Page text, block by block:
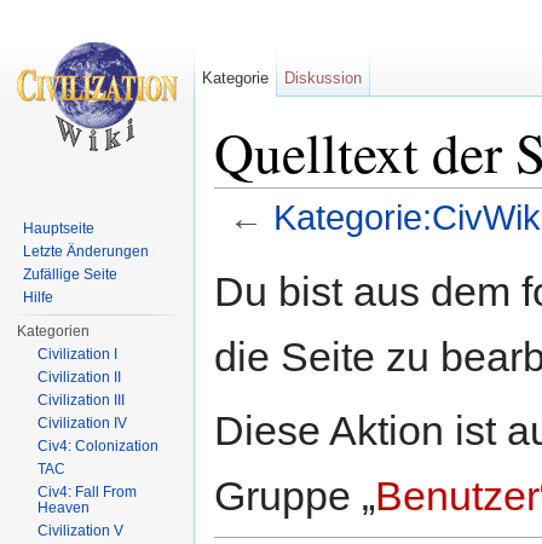
Quelltext der
←
Du bist aus dem
die Seite zu
Diese Aktion ist
Gruppe „Benutzer
Kategorie Diskussion
Hauptseite
Letzte Änderungen
Zufällige Seite
Hilfe
Kategorien
Civilization I
Civilization II
Civilization III
Civilization IV
Civ4: Colonization
TAC
Civ4: Fall From
Heaven
Civilization V